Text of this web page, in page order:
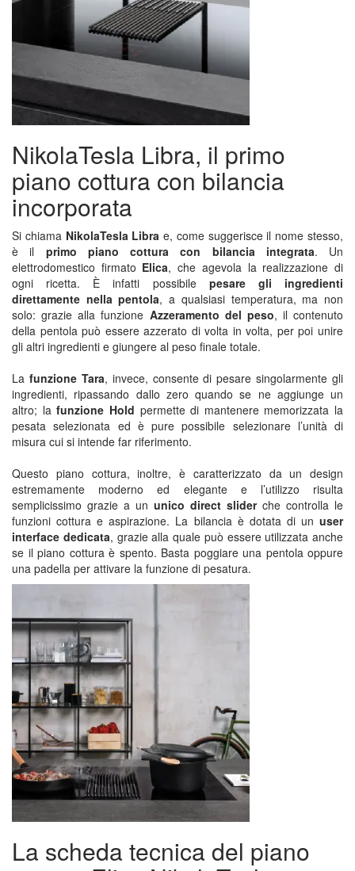
NikolaTesla Libra, il primo
piano cottura con bilancia
incorporata
Si chiama NikolaTesla Libra e, come suggerisce il nome stesso,
è il primo piano cottura con bilancia integrata. Un
elettrodomestico firmato Elica, che agevola la realizzazione di
ogni ricetta. È infatti possibile pesare gli ingredienti
direttamente nella pentola, a qualsiasi temperatura, ma non
solo: grazie alla funzione Azzeramento del peso, il contenuto
della pentola può essere azzerato di volta in volta, per poi unire
gli altri ingredienti e giungere al peso finale totale.
La funzione Tara, invece, consente di pesare singolarmente gli
ingredienti, ripassando dallo zero quando se ne aggiunge un
altro; lafunzione Hold permette di mantenere memorizzata la
pesata selezionata ed è pure possibile selezionare l’unità di
misura cui si intende far riferimento.
Questo piano cottura, inoltre, è caratterizzato da un design
estremamente moderno ed elegante e l’utilizzo risulta
semplicissimo grazie a un unico direct sliderche controlla le
funzioni cottura e aspirazione. La bilancia è dotata di un user
interface dedicata, grazie alla quale può essere utilizzata anche
se il piano cottura è spento. Basta poggiare una pentola oppure
una padella per attivare la funzione di pesatura.
La scheda tecnica del piano